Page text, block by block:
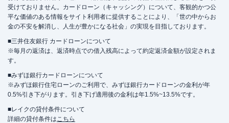
受けておりません。カードローン（キャッシング）について、客観的かつ公
平な価値のある情報をサイト利用者に提供することにより、「世の中からお
金の不安を解消し、人生が豊かになる社会」の実現を目指しております。
■三井住友銀行 カードローンについて
※毎月の返済は、返済時点での借入残高によって約定返済金額が設定されま
す。
■みずほ銀行カードローンについて
※みずほ銀行住宅ローンのご利用で、みずほ銀行カードローンの金利が年
0.5%引き下がります。引き下げ適用後の金利は年1.5%~13.5%です。
■レイクの貸付条件について
詳細の貸付条件はこちら